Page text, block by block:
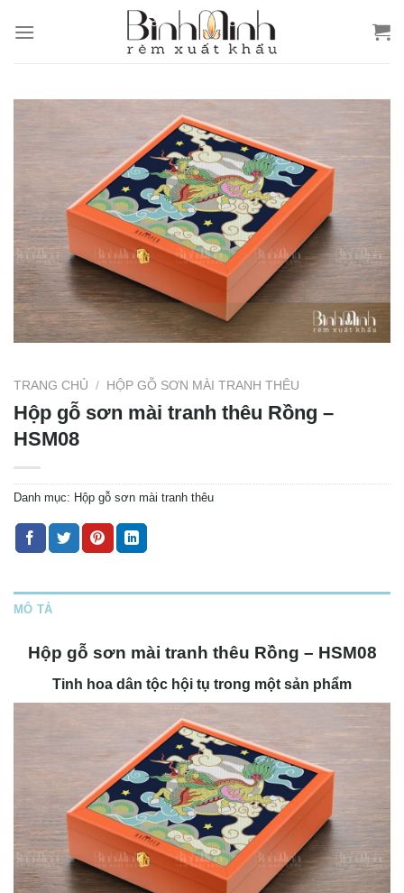
TRANG CHỦ / HỘP GỖ SƠN MÀI TRANH THÊU
Hộp gỗ sơn mài tranh thêu Rồng –
HSM08
Danh mục: Hộp gỗ sơn mài tranh thêu
MÔ TẢ
Hộp gỗ sơn mài tranh thêu Rồng – HSM08
Tinh hoa dân tộc hội tụ trong một sản phẩm